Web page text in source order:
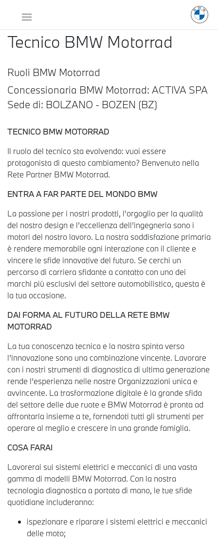
Tecnico BMW Motorrad
Ruoli BMW Motorrad
Concessionaria BMW Motorrad: ACTIVA SPA
Sede di: BOLZANO - BOZEN (BZ)
TECNICO BMW MOTORRAD
Il ruolo del tecnico sta evolvendo: vuoi essere
protagonista di questo cambiamento? Benvenuto nella
Rete Partner BMW Motorrad.
ENTRA A FAR PARTE DEL MONDO BMW
La passione per i nostri prodotti, l’orgoglio per la qualità
del nostro design e l’eccellenza dell’ingegneria sono i
motori del nostro lavoro. La nostra soddisfazione primaria
è rendere memorabile ogni interazione con il cliente e
vincere le sfide innovative del futuro. Se cerchi un
percorso di carriera sfidante a contatto con uno dei
marchi più esclusivi del settore automobilistico, questa è
la tua occasione.
DAI FORMA AL FUTURO DELLA RETE BMW
MOTORRAD
La tua conoscenza tecnica e la nostra spinta verso
l’innovazione sono una combinazione vincente. Lavorare
con i nostri strumenti di diagnostica di ultima generazione
rende l’esperienza nelle nostre Organizzazioni unica e
avvincente. La trasformazione digitale è la grande sfida
del settore delle due ruote e BMW Motorrad è pronta ad
affrontarla insieme a te, fornendoti tutti gli strumenti per
operare al meglio e crescere in una grande famiglia.
COSA FARAI
Lavorerai sui sistemi elettrici e meccanici di una vasta
gamma di modelli BMW Motorrad. Con la nostra
tecnologia diagnostica a portata di mano, le tue sfide
quotidiane includeranno:
ispezionare e riparare i sistemi elettrici e meccanici
delle moto;